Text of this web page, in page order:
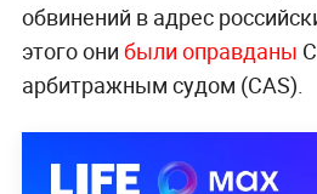
обвинений в адрес
этого они были оправданы
арбитражным судом (CAS).